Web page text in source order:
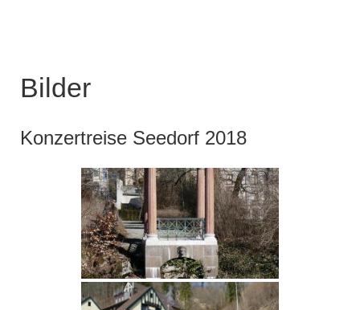
Bilder
Konzertreise Seedorf 2018